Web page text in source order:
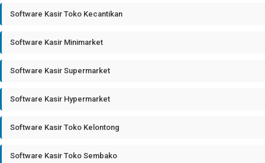
Software Kasir Toko Kecantikan
Software Kasir Minimarket
Software Kasir Supermarket
Software Kasir Hypermarket
Software Kasir Toko Kelontong
Software Kasir Toko Sembako